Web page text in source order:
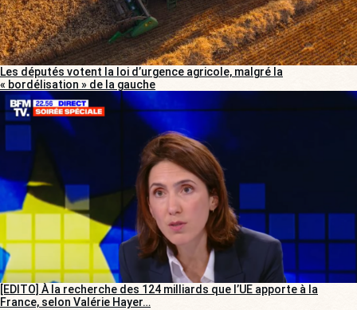
Les députés votent la loi d’urgence agricole, malgré la
« bordélisation » de la gauche
[EDITO] À la recherche des 124 milliards que l’UE apporte à la
France, selon Valérie Hayer…